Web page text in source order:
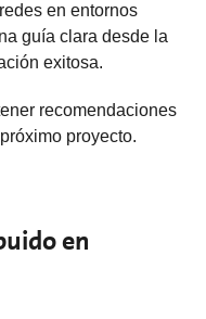
en entornos
guía clara desde la
exitosa.
recomendaciones
proyecto.
en